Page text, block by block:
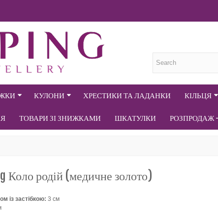
КУЛОНИ ХРЕСТИКИ ТА ЛАДАНКИ КІЛЬЦЯ
ТОВАРИ ЗІ ЗНИЖКАМИ ШКАТУЛКИ РОЗПРОДАЖ -
Коло родій (медичне золото)
із застібкою: 3 см